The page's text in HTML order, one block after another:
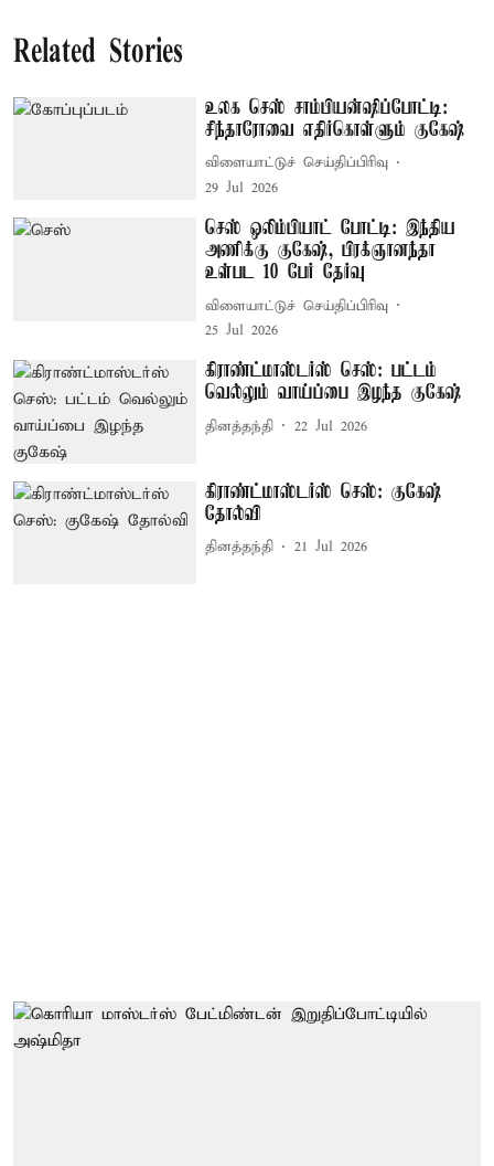
Related Stories
உலக செஸ் சாம்பியன்ஷிப்போட்டி:
சிந்தாரோவை எதிர்கொள்ளும் குகேஷ்
விளையாட்டுச் செய்திப்பிரிவு
29 Jul 2026
செஸ் ஒலிம்பியாட் போட்டி: இந்திய
அணிக்கு குகேஷ், பிரக்ஞானந்தா
உள்பட 10 பேர் தேர்வு
விளையாட்டுச் செய்திப்பிரிவு
25 Jul 2026
கிராண்ட்மாஸ்டர்ஸ் செஸ்: பட்டம்
வெல்லும் வாய்ப்பை இழந்த குகேஷ்
தினத்தந்தி 22 Jul 2026
கிராண்ட்மாஸ்டர்ஸ் செஸ்: குகேஷ்
தோல்வி
தினத்தந்தி 21 Jul 2026